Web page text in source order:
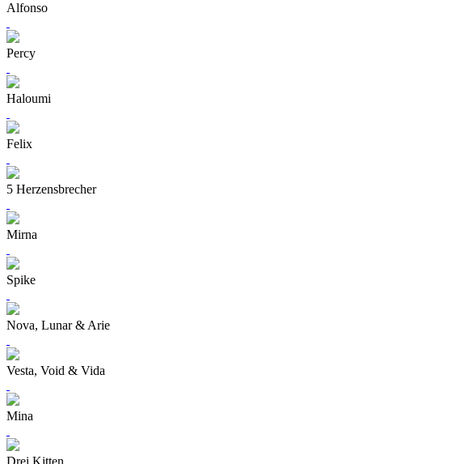
Alfonso
Percy
Haloumi
Felix
5 Herzensbrecher
Mirna
Spike
Nova, Lunar & Arie
Vesta, Void & Vida
Mina